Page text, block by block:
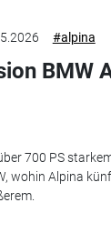
#alpina
BMW
700 PS
wohin Alpina